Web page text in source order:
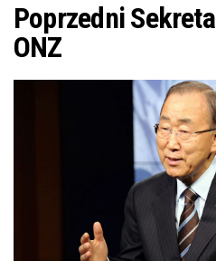
Poprzedni
ONZ